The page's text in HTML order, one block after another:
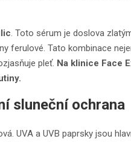
. Toto sérum je doslova
ferulové. Tato kombinace
pleť. Na klinice Face
sluneční ochrana
UVA a UVB paprsky jsou